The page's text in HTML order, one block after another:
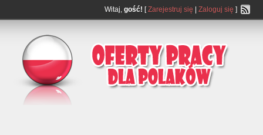
Witaj, gość! [Zarejestruj się Zaloguj się ]